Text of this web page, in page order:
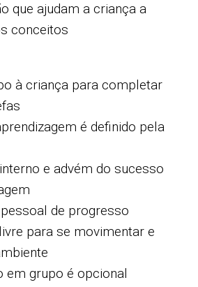
que ajudam a criança a
conceitos
à criança para completar
é definido pela
e advém do sucesso
de progresso
para se movimentar e
em grupo é opcional